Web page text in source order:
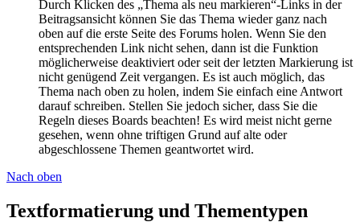
Durch Klicken des „Thema als neu markieren“-Links in der
Beitragsansicht können Sie das Thema wieder ganz nach
oben auf die erste Seite des Forums holen. Wenn Sie den
entsprechenden Link nicht sehen, dann ist die Funktion
möglicherweise deaktiviert oder seit der letzten Markierung ist
nicht genügend Zeit vergangen. Es ist auch möglich, das
Thema nach oben zu holen, indem Sie einfach eine Antwort
darauf schreiben. Stellen Sie jedoch sicher, dass Sie die
Regeln dieses Boards beachten! Es wird meist nicht gerne
gesehen, wenn ohne triftigen Grund auf alte oder
abgeschlossene Themen geantwortet wird.
Nach oben
Textformatierung und Thementypen